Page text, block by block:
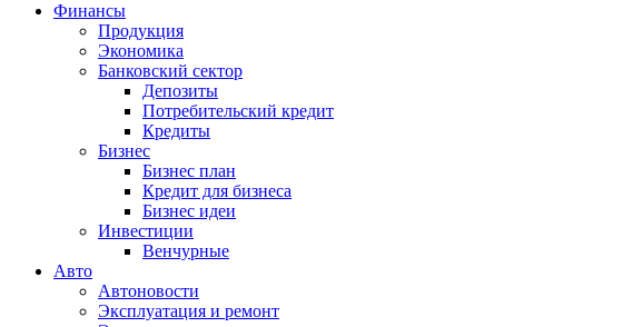
Финансы
Продукция
Экономика
Банковский сектор
Депозиты
Потребительский кредит
Кредиты
Бизнес
Бизнес план
Кредит для бизнеса
Бизнес идеи
Инвестиции
Венчурные
Авто
Автоновости
Эксплуатация и ремонт